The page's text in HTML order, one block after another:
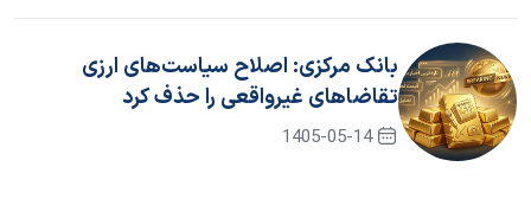
بانک مرکزی: اصلاح سیاست‌های ارزی
تقاضاهای غیرواقعی را حذف کرد
1405-05-14